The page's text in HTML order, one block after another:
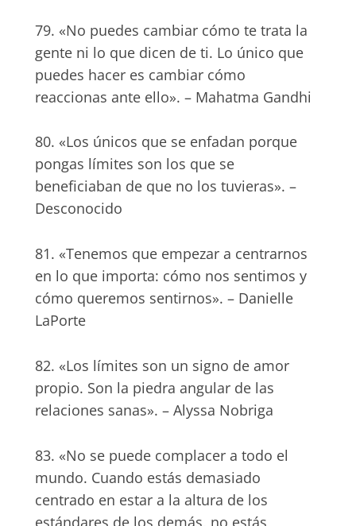
79. «No puedes cambiar cómo te trata la
gente ni lo que dicen de ti. Lo único que
puedes hacer es cambiar cómo
reaccionas ante ello». – Mahatma Gandhi
80. «Los únicos que se enfadan porque
pongas límites son los que se
beneficiaban de que no los tuvieras». –
Desconocido
81. «Tenemos que empezar a centrarnos
en lo que importa: cómo nos sentimos y
cómo queremos sentirnos». – Danielle
LaPorte
82. «Los límites son un signo de amor
propio. Son la piedra angular de las
relaciones sanas». – Alyssa Nobriga
83. «No se puede complacer a todo el
mundo. Cuando estás demasiado
centrado en estar a la altura de los
estándares de los demás, no estás